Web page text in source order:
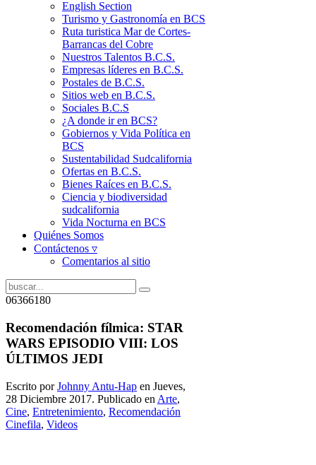
English Section
Turismo y Gastronomía en BCS
Ruta turistica Mar de Cortes-
Barrancas del Cobre
Nuestros Talentos B.C.S.
Empresas líderes en B.C.S.
Postales de B.C.S.
Sitios web en B.C.S.
Sociales B.C.S
¿A donde ir en BCS?
Gobiernos y Vida Política en
BCS
Sustentabilidad Sudcalifornia
Ofertas en B.C.S.
Bienes Raíces en B.C.S.
Ciencia y biodiversidad
sudcalifornia
Vida Nocturna en BCS
Quiénes Somos
Contáctenos ▿
Comentarios al sitio
06366180
Recomendación fílmica: STAR
WARS EPISODIO VIII: LOS
ÚLTIMOS JEDI
Escrito porJohnny Antu-Hap en Jueves,
28 Diciembre 2017. Publicado en Arte,
Cine, Entretenimiento, Recomendación
Cinefila, Videos